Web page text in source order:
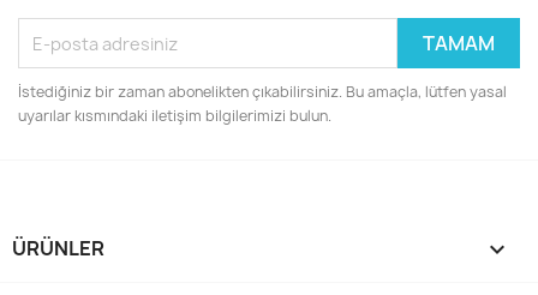
İstediğiniz bir zaman abonelikten çıkabilirsiniz. Bu amaçla, lütfen yasal
uyarılar kısmındaki iletişim bilgilerimizi bulun.
ÜRÜNLER 